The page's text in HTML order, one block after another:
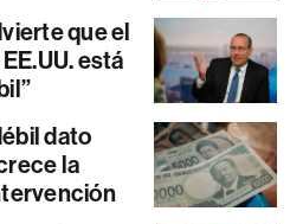
que el
está
dato
la